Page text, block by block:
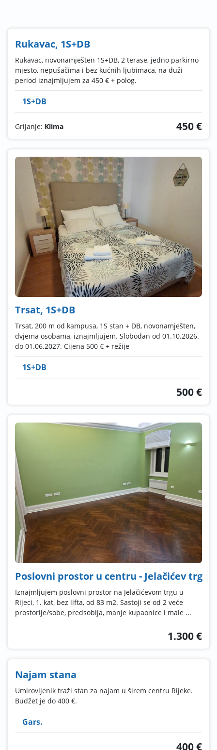
Rukavac, 1S+DB
Rukavac, novonamješten 1S+DB, 2 terase, jedno parkirno
mjesto, nepušačima i bez kućnih ljubimaca, na duži
period iznajmljujem za 450 € + polog.
1S+DB
Grijanje: Klima 450 €
Trsat, 1S+DB
Trsat, 200 m od kampusa, 1S stan + DB, novonamješten,
dvjema osobama, iznajmljujem. Slobodan od 01.10.2026.
do 01.06.2027. Cijena 500 € + režije
1S+DB
500 €
Poslovni prostor u centru - Jelačićev trg
Iznajmljujem poslovni prostor na Jelačićevom trgu u
Rijeci, 1. kat, bez lifta, od 83 m2. Sastoji se od 2 veće
prostorije/sobe, predsoblja, manje kupaonice i male ...
1.300 €
Najam stana
Umirovljenik traži stan za najam u širem centru Rijeke.
Budžet je do 400 €.
Gars.
400 €